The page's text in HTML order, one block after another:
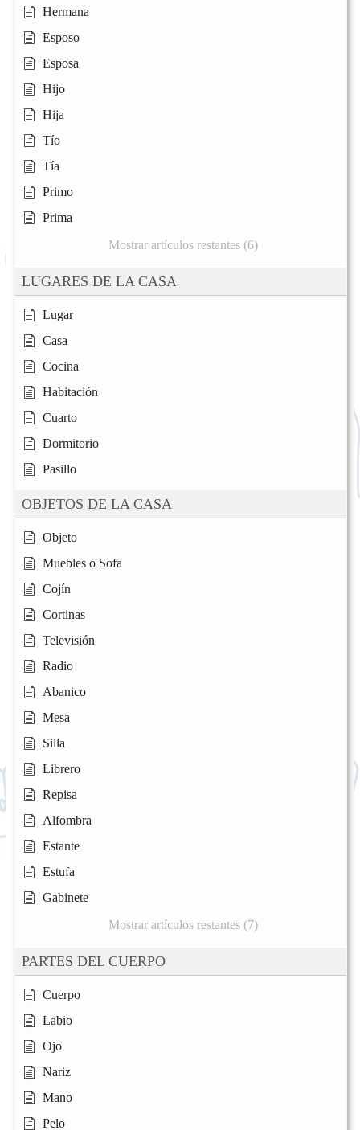
Hermana
Esposo
Esposa
Hijo
Hija
Tío
Tía
Primo
Prima
Mostrar artículos restantes (6)
LUGARES DE LA CASA
Lugar
Casa
Cocina
Habitación
Cuarto
Dormitorio
Pasillo
OBJETOS DE LA CASA
Objeto
Muebles o Sofa
Cojín
Cortinas
Televisión
Radio
Abanico
Mesa
Silla
Librero
Repisa
Alfombra
Estante
Estufa
Gabinete
Mostrar artículos restantes (7)
PARTES DEL CUERPO
Cuerpo
Labio
Ojo
Nariz
Mano
Pelo